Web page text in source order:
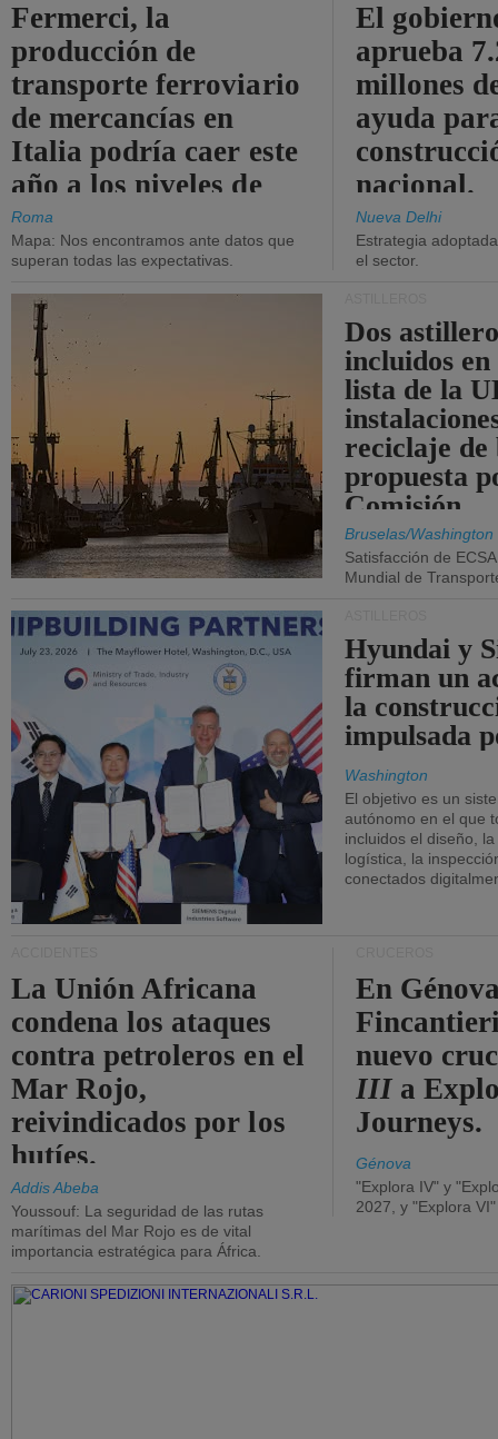
Fermerci, la
producción de
transporte ferroviario
de mercancías en
Italia podría caer este
año a los niveles de
2015.
Roma
Mapa: Nos encontramos ante datos que
superan todas las expectativas.
El
aprueba
millones
ayuda
nacional.
Nueva Delhi
Estrategia
el sector.
Dos
incluidos
lista de la
reciclaje de
propuesta
Comisión.
Bruselas/Washington
Satisfacción de
Mundial de
Hyundai y
firman un
la
impulsada
Washington
El objetivo es un
autónomo en el que
incluidos el diseño,
logística, la
conectados
La Unión Africana
condena los ataques
contra petroleros en el
Mar Rojo,
reivindicados por los
hutíes.
Addis Abeba
Youssouf: La seguridad de las rutas
marítimas del Mar Rojo es de vital
importancia estratégica para África.
En
nuevo
III a
Journeys.
Génova
"Explora IV" y
2027, y "Explora